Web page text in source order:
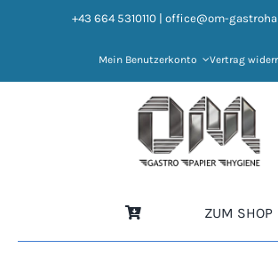
+43 664 5310110 office@om-
Mein Benutzerkonto Vertrag
ZUM SHOP